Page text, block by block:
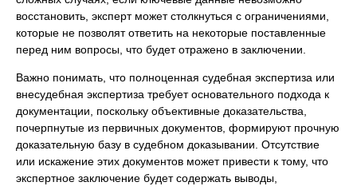
восстановить, эксперт может столкнуться с ограничениями,
которые не позволят ответить на некоторые поставленные
перед ним вопросы, что будет отражено в заключении.
Важно понимать, что полноценная судебная экспертиза или
внесудебная экспертиза требует основательного подхода к
документации, поскольку объективные доказательства,
почерпнутые из первичных документов, формируют прочную
доказательную базу в судебном доказывании. Отсутствие
или искажение этих документов может привести к тому, что
экспертное заключение будет содержать выводы,